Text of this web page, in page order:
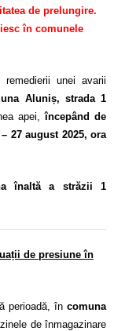
de prelungire.
în comunele
unei avarii
Aluniș, strada 1
apei,începând de
27 august 2025, ora
înaltă a străzii 1
de presiune în
perioadă, încomuna
de înmagazinare